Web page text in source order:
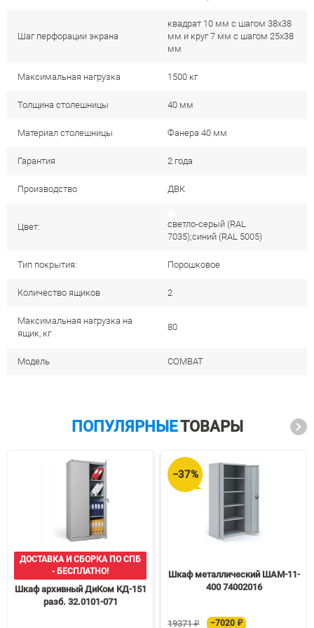
Шаг перфорации экрана
квадрат 10 мм c шагом 38х38
мм и круг 7 мм с шагом 25х38
мм
Максимальная нагрузка 1500 кг
Толщина столешницы 40 мм
Материал столешницы Фанера 40 мм
Гарантия 2 года
Производство ДВК
Цвет:
светло-серый (RAL
7035);синий (RAL 5005)
Тип покрытия: Порошковое
Количество ящиков 2
Максимальная нагрузка на
ящик, кг
80
Модель COMBAT
ПОПУЛЯРНЫЕТОВАРЫ
ДОСТАВКА И СБОРКА ПО СПБ
- БЕСПЛАТНО!
Шкаф архивный ДиКом КД-151
разб. 32.0101-071
−37%
Шкаф металлический ШАМ-11-
400 74002016
19371 ₽ −7020 ₽